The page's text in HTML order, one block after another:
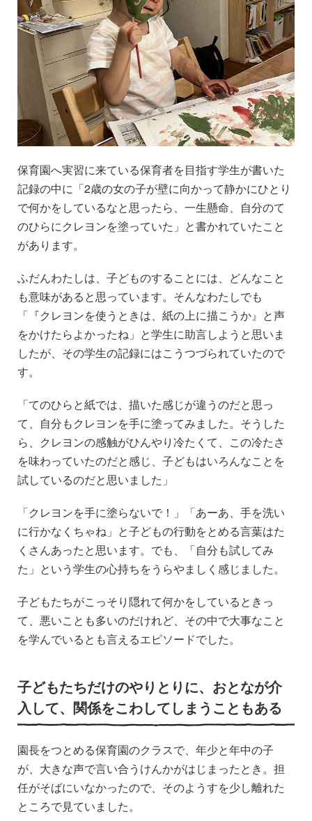
保育園へ実習に来ている保育者を目指す学生が書いた
記録の中に「2歳の女の子が壁に向かって静かにひとり
で何かをしているなと思ったら、一生懸命、自分のて
のひらにクレヨンを塗っていた」と書かれていたこと
があります。
ふだんわたしは、子どものすることには、どんなこと
も意味があると思っています。そんなわたしでも
「『クレヨンを使うときは、紙の上に描こうか』と声
をかけたらよかったね」と学生に助言しようと思いま
したが、その学生の記録にはこうつづられていたので
す。
「てのひらと紙では、描いた感じが違うのだと思っ
て、自分もクレヨンを手に塗ってみました。そうした
ら、クレヨンの感触がひんやり冷たくて、この冷たさ
を味わっていたのだと感じ、子どもはいろんなことを
試しているのだと思いました」
「クレヨンを手に塗らないで！」「あーあ、手を洗い
に行かなくちゃね」と子どもの行動をとめる言葉はた
くさんあったと思います。でも、「自分も試してみ
た」という学生の心持ちをうらやましく感じました。
子どもたちがこっそり隠れて何かをしているときっ
て、悪いことも多いのだけれど、その中で大事なこと
を学んでいるとも言えるエピソードでした。
子どもたちだけのやりとりに、おとなが介
入して、関係をこわしてしまうこともある
園長をつとめる保育園のクラスで、年少と年中の子
が、大きな声で言い合うけんかがはじまったとき。担
任がそばにいなかったので、そのようすを少し離れた
ところで見ていました。